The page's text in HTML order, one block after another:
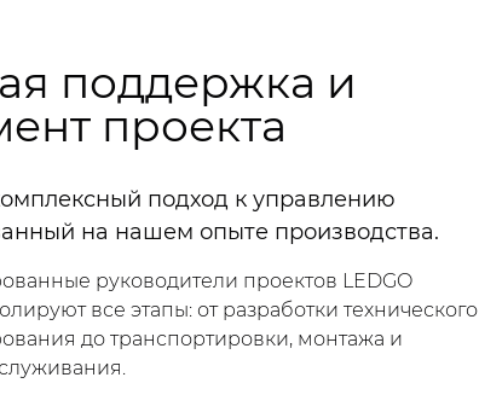
поддержка и
проекта
подход к управлению
на нашем опыте производства.
руководители проектов LEDGO
все этапы: от разработки технического
до транспортировки, монтажа и